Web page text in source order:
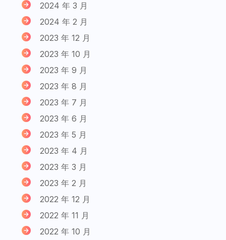
2024 年 3 月
2024 年 2 月
2023 年 12 月
2023 年 10 月
2023 年 9 月
2023 年 8 月
2023 年 7 月
2023 年 6 月
2023 年 5 月
2023 年 4 月
2023 年 3 月
2023 年 2 月
2022 年 12 月
2022 年 11 月
2022 年 10 月